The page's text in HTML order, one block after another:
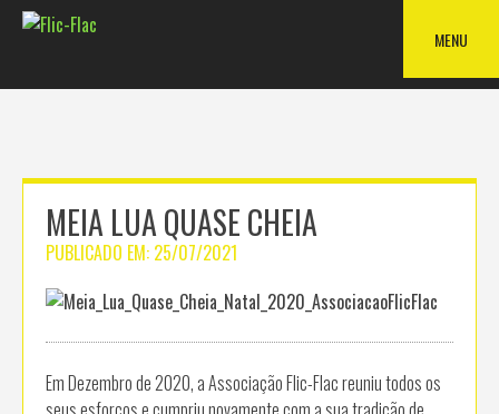
Skip
MENU
MEIA LUA QUASE CHEIA
PUBLICADO EM: 25/07/2021
Em Dezembro de 2020, a Associação Flic-Flac reuniu todos os